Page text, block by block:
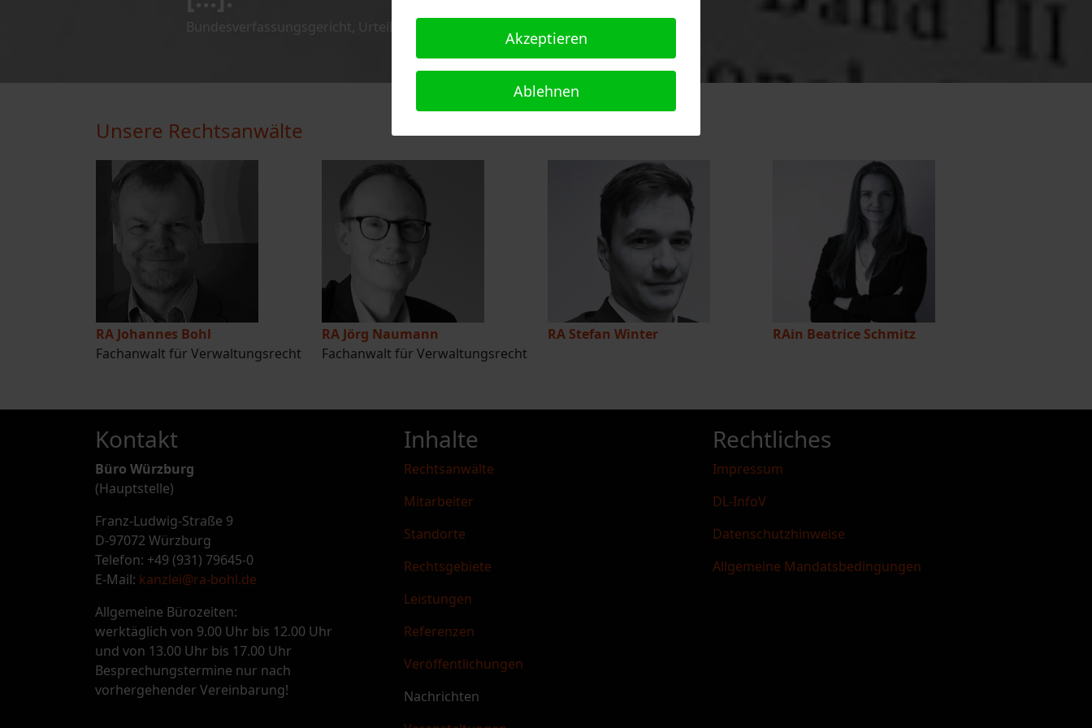
Bundesverfassungsgericht, Urteil vom 15. Januar 1958 – 1 BvR 400/51 –, Rn. 31
Unsere Rechtsanwälte
RA Johannes Bohl
Fachanwalt für Verwaltungsrecht
RA Jörg Naumann
Fachanwalt für Verwaltungsrecht
RA Stefan Winter RAin Beatrice Schmitz
Kontakt
Büro Würzburg
(Hauptstelle)
Franz-Ludwig-Straße 9
D-97072 Würzburg
Telefon: +49 (931) 79645-0
E-Mail: kanzlei@ra-bohl.de
Allgemeine Bürozeiten:
werktäglich von 9.00 Uhr bis 12.00 Uhr
und von 13.00 Uhr bis 17.00 Uhr
Besprechungstermine nur nach
vorhergehender Vereinbarung!
Inhalte
Rechtsanwälte
Mitarbeiter
Standorte
Rechtsgebiete
Leistungen
Referenzen
Veröffentlichungen
Nachrichten
Rechtliches
Impressum
DL-InfoV
Datenschutzhinweise
Allgemeine Mandatsbedingungen
Akzeptieren
Ablehnen